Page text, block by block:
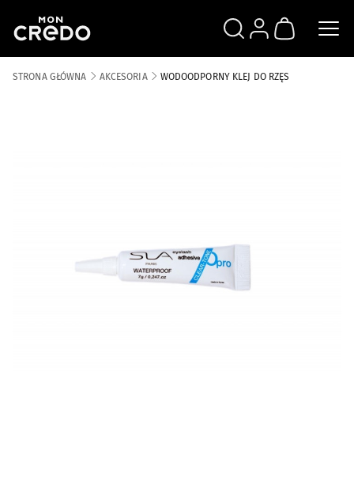
SZUKAJZALOGUJ SIĘ
KOSZYK
STRONA GŁÓWNA AKCESORIA WODOODPORNY KLEJ DO RZĘS